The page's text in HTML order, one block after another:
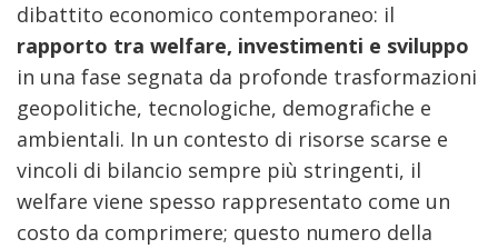
dibattito economico contemporaneo: il
rapporto tra welfare, investimenti e sviluppo
in una fase segnata da profonde trasformazioni
geopolitiche, tecnologiche, demografiche e
ambientali. In un contesto di risorse scarse e
vincoli di bilancio sempre più stringenti, il
welfare viene spesso rappresentato come un
costo da comprimere; questo numero della